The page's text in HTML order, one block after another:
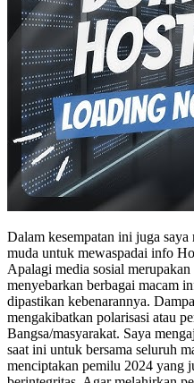
Dalam kesempatan ini juga
muda untuk mewaspadai info
Apalagi media sosial
menyebarkan berbagai macam
dipastikan kebenarannya.
mengakibatkan polarisasi atau
Bangsa/masyarakat. Saya
saat ini untuk bersama seluruh
menciptakan pemilu 2024 yang